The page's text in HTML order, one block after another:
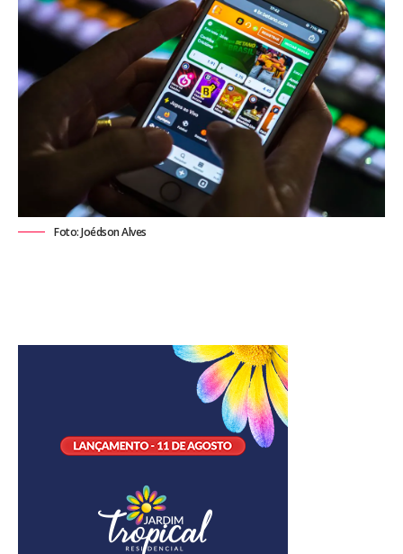
Foto: Joédson Alves